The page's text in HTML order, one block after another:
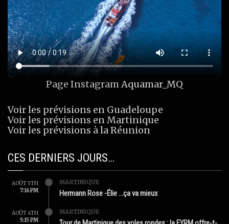
Page InstagramAquamar_MQ
Voir les prévisions en Guadeloupe
Voir les prévisions en Martinique
Voir les prévisions à la Réunion
CES DERNIERS JOURS…
AOÛT 5TH
7:16 PM
MARTINIQUE
Hermann Rose -Élie …ça va mieux
AOÛT 4TH
5:15 PM
MARTINIQUE